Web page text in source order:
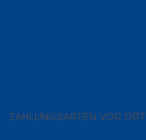
ZAHLUNGSARTEN VOR ORT